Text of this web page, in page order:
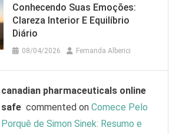
Conhecendo Suas Emoções:
Clareza Interior E Equilíbrio
Diário
08/04/2026 Fernanda Alberici
canadian pharmaceuticals online
safe commented onComece Pelo
Porquê de Simon Sinek: Resumo e